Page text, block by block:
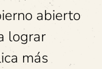
abierto
lograr
más